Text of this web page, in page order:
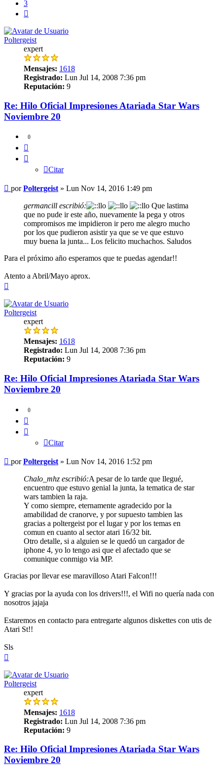
3
Poltergeist
expert
Mensajes: 1618
Registrado: Lun Jul 14, 2008 7:36 pm
Reputación: 9
Re: Hilo Oficial Impresiones Atariada Star Wars
Noviembre 20
0
Citar
Mensaje
porPoltergeist » Lun Nov 14, 2016 1:49 pm
germancill escribió:
Que lastima
que no pude ir este año, nuevamente la pega y otros
compromisos me impidieron ir pero me alegro mucho
por los que pudieron asistir ya que se ve que estuvo
muy buena la junta... Los felicito muchachos. Saludos
Para el próximo año esperamos que te puedas agendar!!
Atento a Abril/Mayo aprox.
Poltergeist
expert
Mensajes: 1618
Registrado: Lun Jul 14, 2008 7:36 pm
Reputación: 9
Re: Hilo Oficial Impresiones Atariada Star Wars
Noviembre 20
0
Citar
Mensaje
porPoltergeist » Lun Nov 14, 2016 1:52 pm
Chalo_mhz escribió:A pesar de lo tarde que llegué,
encuentro que estuvo genial la junta, la tematica de star
wars tambien la raja.
Y como siempre, eternamente agradecido por la
amabilidad de cranorve, y por supuesto tambien las
gracias a poltergeist por el lugar y por los temas en
comun en cuanto al sector atari 16/32 bit.
Otro detalle, si a alguien se le quedó un cargador de
iphone 4, yo lo tengo asi que el afectado que se
comunique conmigo via MP.
Gracias por llevar ese maravilloso Atari Falcon!!!
Y gracias por la ayuda con los drivers!!!, el Wifi no quería nada con
nosotros jajaja
Estaremos en contacto para entregarte algunos diskettes con utis de
Atari St!!
Sls
Poltergeist
expert
Mensajes: 1618
Registrado: Lun Jul 14, 2008 7:36 pm
Reputación: 9
Re: Hilo Oficial Impresiones Atariada Star Wars
Noviembre 20